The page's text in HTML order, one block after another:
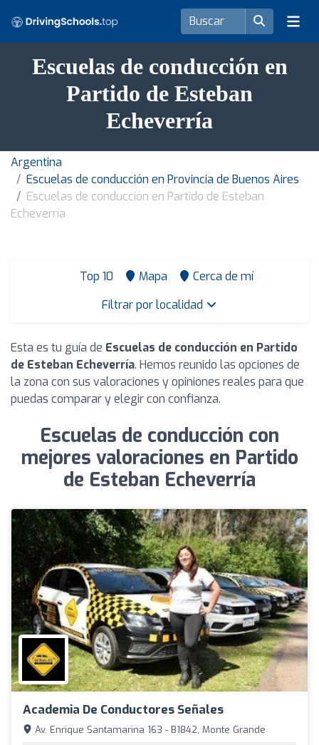
Escuelas de conducción en
Partido de Esteban
Echeverría
Argentina
Escuelas de conducción en Provincia de Buenos Aires
Escuelas de conducción en Partido de Esteban
Echeverría
Top 10 Mapa
Cerca de mí
Filtrar por localidad
Esta es tu guía de Escuelas de conducción en Partido
de Esteban Echeverría. Hemos reunido las opciones de
la zona con sus valoraciones y opiniones reales para que
puedas comparar y elegir con confianza.
Escuelas de conducción con
mejores valoraciones en Partido
de Esteban Echeverría
Academia De Conductores Señales
Av. Enrique Santamarina 163 - B1842, Monte Grande